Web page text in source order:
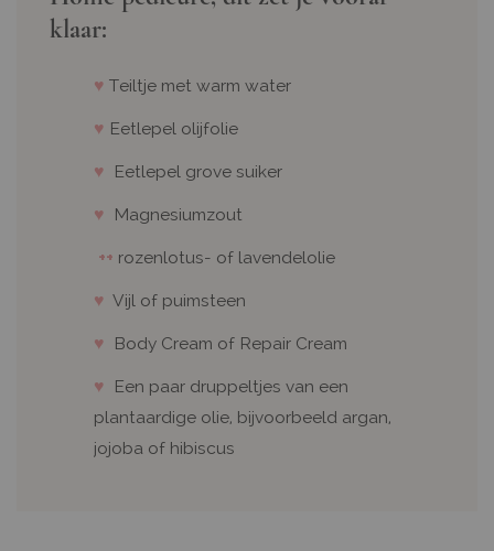
klaar:
♥ Teiltje met warm water
♥ Eetlepel olijfolie
♥ Eetlepel grove suiker
♥ Magnesiumzout
++ rozenlotus- of lavendelolie
♥ Vijl of puimsteen
♥ Body Cream of Repair Cream
♥ Een paar druppeltjes van een
plantaardige olie, bijvoorbeeld argan,
jojoba of hibiscus